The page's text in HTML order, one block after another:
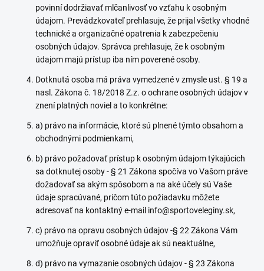
povinní dodržiavať mlčanlivosť vo vzťahu k osobným
údajom. Prevádzkovateľ prehlasuje, že prijal všetky vhodné
technické a organizačné opatrenia k zabezpečeniu
osobných údajov. Správca prehlasuje, že k osobným
údajom majú prístup iba ním poverené osoby.
Dotknutá osoba má práva vymedzené v zmysle ust. § 19 a
nasl. Zákona č. 18/2018 Z.z. o ochrane osobných údajov v
znení platných noviel a to konkrétne:
a) právo na informácie, ktoré sú plnené týmto obsahom a
obchodnými podmienkami,
b) právo požadovať prístup k osobným údajom týkajúcich
sa dotknutej osoby - § 21 Zákona spočíva vo Vašom práve
dožadovať sa akým spôsobom a na aké účely sú Vaše
údaje spracúvané, pričom túto požiadavku môžete
adresovať na kontaktný e-mail info@sportoveleginy.sk,
c) právo na opravu osobných údajov -§ 22 Zákona Vám
umožňuje opraviť osobné údaje ak sú neaktuálne,
d) právo na vymazanie osobných údajov - § 23 Zákona